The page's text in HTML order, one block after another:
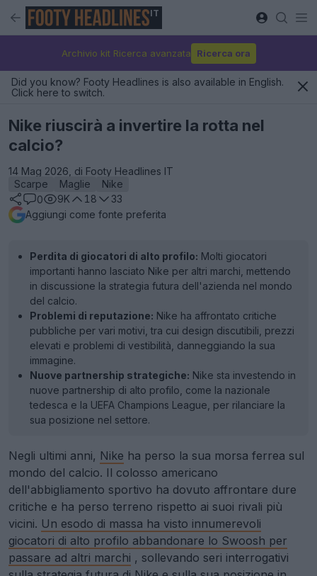
IT
Archivio kit Ricerca avanzata Ricerca ora
Did you know? Footy Headlines is also available in English.
Click here to switch.
Nike riuscirà a invertire la rotta nel
calcio?
14 Mag 2026, di Footy Headlines IT
Scarpe
Maglie
Nike
0
9K 18
33
Aggiungi come fonte preferita
Perdita di giocatori di alto profilo: Molti giocatori
importanti hanno lasciato Nike per altri marchi, mettendo
in discussione la strategia futura dell'azienda nel mondo
del calcio.
Problemi di reputazione: Nike ha affrontato critiche
pubbliche per vari motivi, tra cui design discutibili, prezzi
elevati e problemi di vestibilità, danneggiando la sua
immagine.
Nuove partnership strategiche: Nike sta investendo in
nuove partnership di alto profilo, come la nazionale
tedesca e la UEFA Champions League, per rilanciare la
sua posizione nel settore.
Negli ultimi anni, Nike ha perso la sua morsa ferrea sul
mondo del calcio. Il colosso americano
dell'abbigliamento sportivo ha dovuto affrontare dure
critiche e ha perso terreno rispetto ai suoi rivali più
vicini. Un esodo di massa ha visto innumerevoli
giocatori di alto profilo abbandonare lo Swoosh per
passare ad altri marchi , sollevando seri interrogativi